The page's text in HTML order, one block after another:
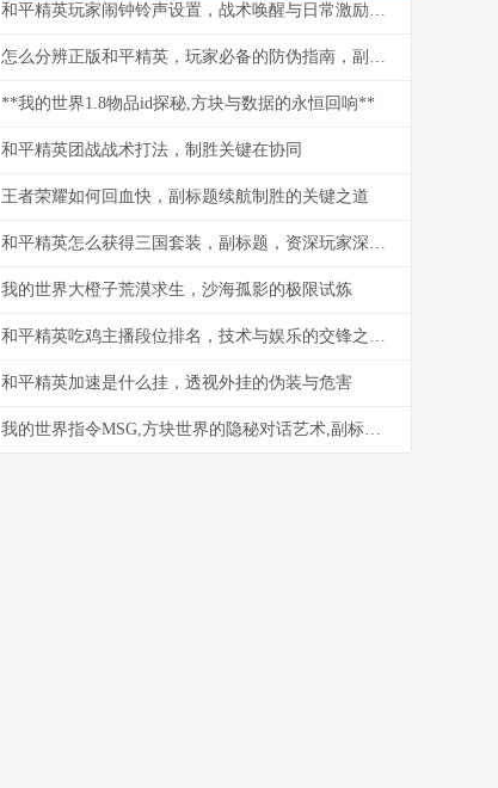
和平精英玩家闹钟铃声设置，战术唤醒与日常激励的融合
怎么分辨正版和平精英，玩家必备的防伪指南，副标题，守护你的战场纯净体验
**我的世界1.8物品id探秘,方块与数据的永恒回响**
和平精英团战战术打法，制胜关键在协同
王者荣耀如何回血快，副标题续航制胜的关键之道
和平精英怎么获得三国套装，副标题，资深玩家深度解析获取攻略与实战价值
我的世界大橙子荒漠求生，沙海孤影的极限试炼
和平精英吃鸡主播段位排名，技术与娱乐的交锋之地，副标题，探寻金字塔尖的生存法则
和平精英加速是什么挂，透视外挂的伪装与危害
我的世界指令MSG,方块世界的隐秘对话艺术,副标题,资深玩家揭秘游戏内通讯的无限可能